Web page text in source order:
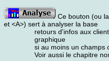
Ce bouton (ou
et <A>) sert à analyser la base
retours d'infos aux
graphique
si au moins un champs
Voir aussi le chapitre